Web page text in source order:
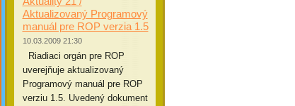
Aktualizovaný Programový
manuál pre ROP verzia 1.5
10.03.2009 21:30
Riadiaci orgán pre ROP
uverejňuje aktualizovaný
Programový manuál pre ROP
verziu 1.5. Uvedený dokument